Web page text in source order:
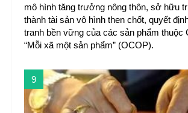
mô hình tăng trưởng nông thôn, sở hữu
thành tài sản vô hình then chốt, quyết
tranh bền vững của các sản phẩm thuộc
“Mỗi xã một sản phẩm” (OCOP).
9